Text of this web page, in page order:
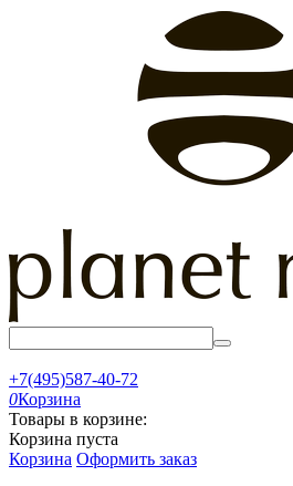
+7(495)587-40-72
0Корзина
Товары в корзине:
Корзина пуста
Корзина Оформить заказ